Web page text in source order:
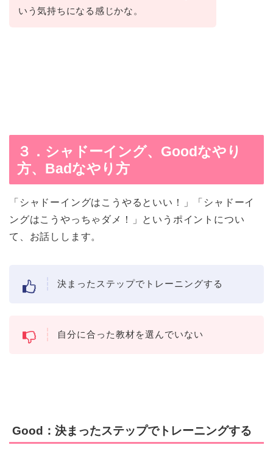
いう気持ちになる感じかな。
３．シャドーイング、Goodなやり
方、Badなやり方
「シャドーイングはこうやるといい！」「シャドーイ
ングはこうやっちゃダメ！」というポイントについ
て、お話しします。
決まったステップでトレーニングする
自分に合った教材を選んでいない
Good：決まったステップでトレーニングする